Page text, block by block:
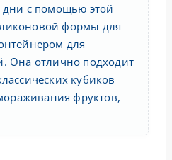
с помощью этой
формы для
для
Она отлично подходит
кубиков
фруктов,